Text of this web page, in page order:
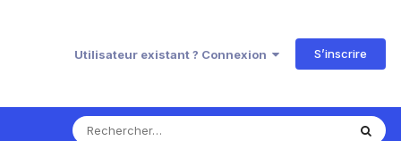
Utilisateur existant ? Connexion S’inscrire